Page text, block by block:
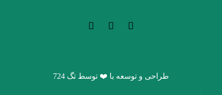
طراحی و توسعه با ❤️ توسط تگ 724